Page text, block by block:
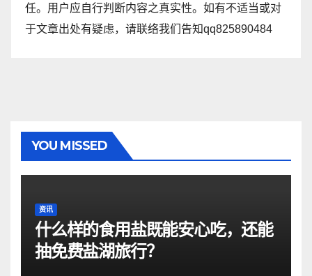
任。用户应自行判断内容之真实性。如有不适当或对
于文章出处有疑虑，请联络我们告知qq825890484
YOU MISSED
资讯
什么样的食用盐既能安心吃，还能
抽免费盐湖旅行？